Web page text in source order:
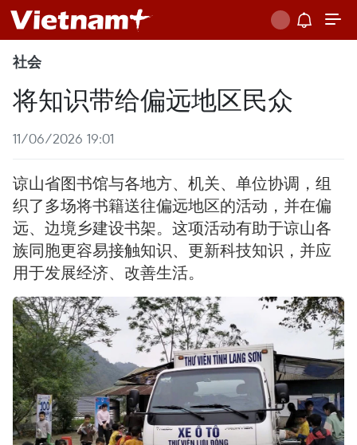
社会
将知识带给偏远地区民众
11/06/2026 19:01
谅山省图书馆与各地方、机关、单位协调，组
织了多场将书籍送往偏远地区的活动，并在偏
远、边境乡建设书架。这项活动有助于谅山各
族同胞更容易接触知识、更新科技知识，并应
用于发展经济、改善生活。